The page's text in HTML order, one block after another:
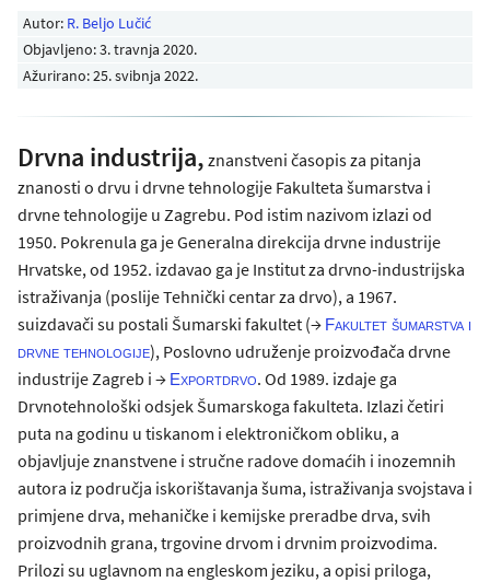
Autor: R. Beljo Lučić
Objavljeno:3. travnja 2020.
Ažurirano: 25. svibnja 2022.
Drvna industrija, znanstveni časopis za pitanja
znanosti o drvu i drvne tehnologije Fakulteta šumarstva i
drvne tehnologije u Zagrebu. Pod istim nazivom izlazi od
1950. Pokrenula ga je Generalna direkcija drvne industrije
Hrvatske, od 1952. izdavao ga je Institut za drvno-industrijska
istraživanja (poslije Tehnički centar za drvo), a 1967.
suizdavači su postali Šumarski fakultet (→ Fakultet šumarstva i
drvne tehnologije), Poslovno udruženje proizvođača drvne
industrije Zagreb i → Exportdrvo. Od 1989. izdaje ga
Drvnotehnološki odsjek Šumarskoga fakulteta. Izlazi četiri
puta na godinu u tiskanom i elektroničkom obliku, a
objavljuje znanstvene i stručne radove domaćih i inozemnih
autora iz područja iskorištavanja šuma, istraživanja svojstava i
primjene drva, mehaničke i kemijske preradbe drva, svih
proizvodnih grana, trgovine drvom i drvnim proizvodima.
Prilozi su uglavnom na engleskom jeziku, a opisi priloga,